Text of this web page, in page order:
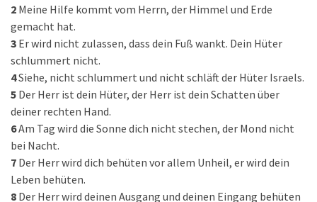
2 Meine Hilfe kommt vom Herrn, der Himmel und Erde
gemacht hat.
3 Er wird nicht zulassen, dass dein Fuß wankt. Dein Hüter
schlummert nicht.
4Siehe, nicht schlummert und nicht schläft der Hüter Israels.
5 Der Herr ist dein Hüter, der Herr ist dein Schatten über
deiner rechten Hand.
6Am Tag wird die Sonne dich nicht stechen, der Mond nicht
bei Nacht.
7 Der Herr wird dich behüten vor allem Unheil, er wird dein
Leben behüten.
8 Der Herr wird deinen Ausgang und deinen Eingang behüten